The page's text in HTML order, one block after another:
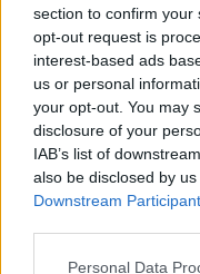
section to confirm your
opt-out request is
interest-based ads
us or personal
your opt-out. You may
disclosure of your
IAB’s list of
also be disclosed by
Downstream
Personal Data